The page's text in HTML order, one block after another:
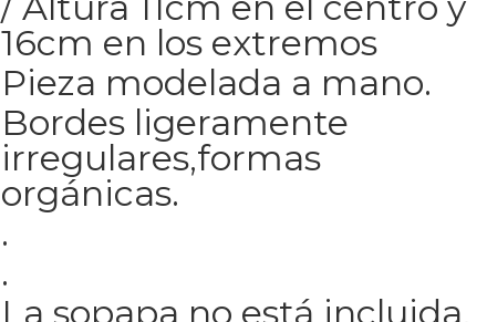
16cm en los extremos
Pieza modelada a mano.
Bordes ligeramente
irregulares,formas
orgánicas.
.
.
La sopapa no está incluida,